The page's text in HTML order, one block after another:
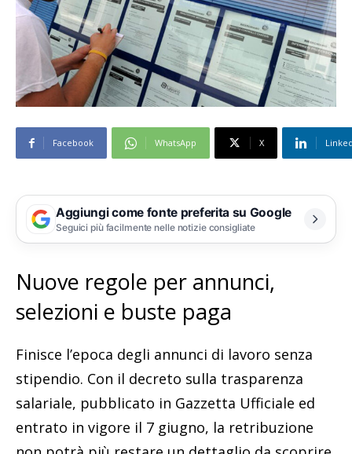
Facebook WhatsApp X
Aggiungi come fonte preferita su Google
Seguici più facilmente nelle notizie consigliate
Nuove regole per annunci,
selezioni e buste paga
Finisce l’epoca degli annunci di lavoro senza
stipendio. Con il decreto sulla trasparenza
salariale, pubblicato in Gazzetta Ufficiale ed
entrato in vigore il 7 giugno, la retribuzione